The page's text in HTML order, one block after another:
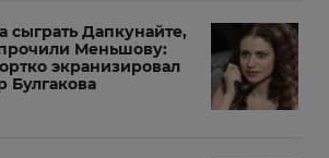
сыграть Дапкунайте,
Меньшову:
экранизировал
Булгакова